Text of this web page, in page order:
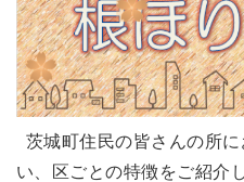
茨城町住民の皆さんの所
い、区ごとの特徴をご紹介